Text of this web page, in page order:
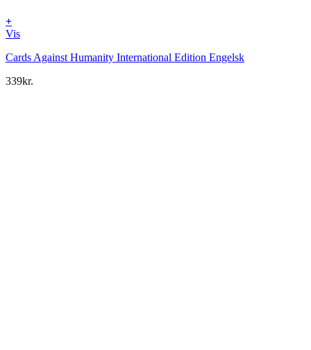
+
Vis
Cards Against Humanity International Edition Engelsk
339kr.